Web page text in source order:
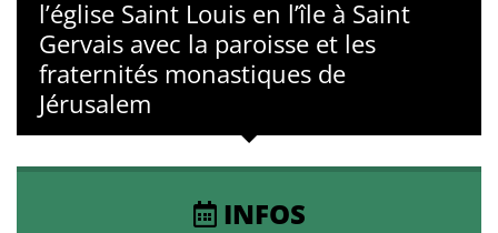
l’église Saint Louis en l’île à Saint
Gervais avec la paroisse et les
fraternités monastiques de
Jérusalem
INFOS